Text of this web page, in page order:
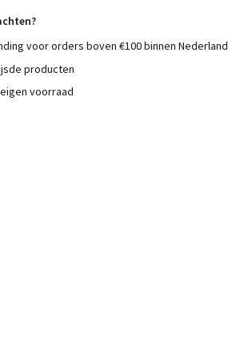
voor orders boven €100 binnen Nederland
producten
voorraad